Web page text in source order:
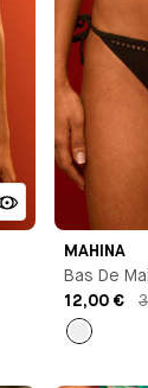
MAHINA
Bas De
12,00 €